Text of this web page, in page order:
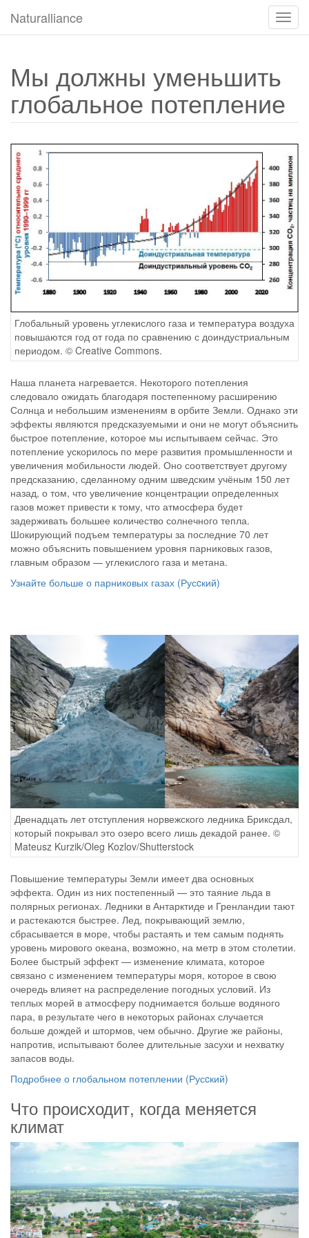
Naturalliance
Мы должны уменьшить
глобальное потепление
Глобальный уровень углекислого газа и температура воздуха
повышаются год от года по сравнению с доиндустриальным
периодом. © Creative Commons.
Наша планета нагревается. Некоторого потепления
следовало ожидать благодаря постепенному расширению
Солнца и небольшим изменениям в орбите Земли. Однако эти
эффекты являются предсказуемыми и они не могут объяснить
быстрое потепление, которое мы испытываем сейчас. Это
потепление ускорилось по мере развития промышленности и
увеличения мобильности людей. Оно соответствует другому
предсказанию, сделанному одним шведским учёным 150 лет
назад, о том, что увеличение концентрации определенных
газов может привести к тому, что атмосфера будет
задерживать большее количество солнечного тепла.
Шокирующий подъем температуры за последние 70 лет
можно объяснить повышением уровня парниковых газов,
главным образом — углекислого газа и метана.
Узнайте больше о парниковых газах (Русcкий)
Двенадцать лет отступления норвежского ледника Бриксдал,
который покрывал это озеро всего лишь декадой ранее. ©
Mateusz Kurzik/Oleg Kozlov/Shutterstock
Повышение температуры Земли имеет два основных
эффекта. Один из них постепенный — это таяние льда в
полярных регионах. Ледники в Антарктиде и Гренландии тают
и растекаются быстрее. Лед, покрывающий землю,
сбрасывается в море, чтобы растаять и тем самым поднять
уровень мирового океана, возможно, на метр в этом столетии.
Более быстрый эффект — изменение климата, которое
связано с изменением температуры моря, которое в свою
очередь влияет на распределение погодных условий. Из
теплых морей в атмосферу поднимается больше водяного
пара, в результате чего в некоторых районах случается
больше дождей и штормов, чем обычно. Другие же районы,
напротив, испытывают более длительные засухи и нехватку
запасов воды.
Подробнее о глобальном потеплении (Русcкий)
Что происходит, когда меняется
климат